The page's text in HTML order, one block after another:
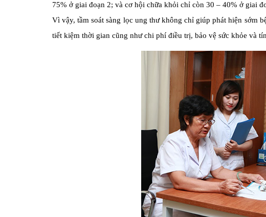
75% ở giai đoạn 2; và cơ hội chữa khỏi chỉ còn 30 – 40% ở giai
Vì vậy, tầm soát sàng lọc ung thư không chỉ giúp phát hiện sớm
tiết kiệm thời gian cũng như chi phí điều trị, bảo vệ sức khỏe và